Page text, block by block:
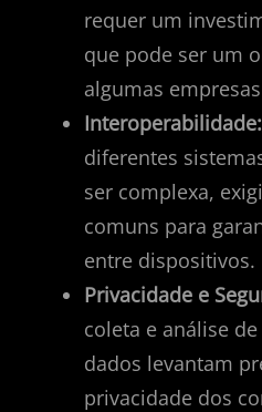
requer um
que pode ser um
algumas
Interoperabilidade:
diferentes
ser complexa,
comuns para
entre dispositivos.
Privacidade e
coleta e análise
dados levantam
privacidade dos